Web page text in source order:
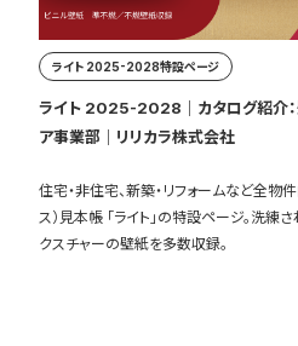
ライト 2025-2028特設ページ
ライト 2025-2028｜カタログ紹介：
ア事業部｜リリカラ株式会社
住宅・非住宅、新築・リフォームなど全物
ス）見本帳 「ライト」の特設ページ。洗練
クスチャーの壁紙を多数収録。